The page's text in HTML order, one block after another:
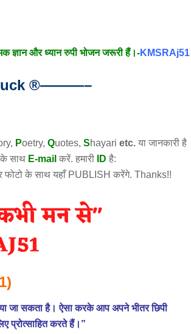
ज्ञान और ध्यान रुपी भोजन जरूरी हैं।-KMSRAj51
®———–
, Poetry, Quotes, Shayari etc. या जानकारी है
के साथ E-mail करें. हमारी ID है:
के साथ यहाँ PUBLISH करेंगे. Thanks!!
जा सकता है। ऐसा करके आप अपने भीतर छिपी
प्रोत्साहित करते हैं।”